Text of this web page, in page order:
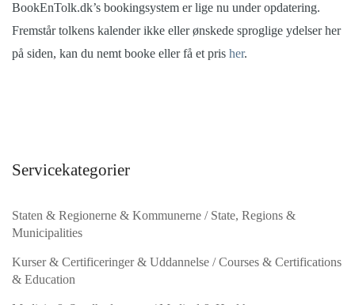
BookEnTolk.dk’s bookingsystem er lige nu under opdatering.
Fremstår tolkens kalender ikke eller ønskede sproglige ydelser her
på siden, kan du nemt booke eller få et pris her.
Servicekategorier
Staten & Regionerne & Kommunerne / State, Regions &
Municipalities
Kurser & Certificeringer & Uddannelse / Courses & Certifications
& Education